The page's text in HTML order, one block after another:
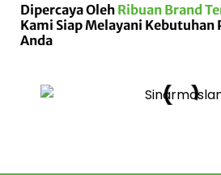
Dipercaya Oleh Ribuan Brand
Kami Siap Melayani Kebutuhan
Anda